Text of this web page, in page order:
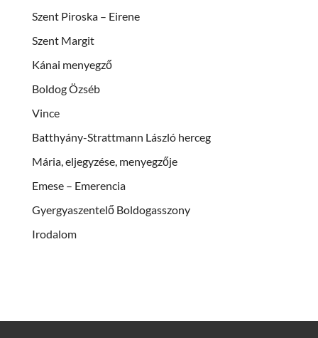
Szent Piroska – Eirene
Szent Margit
Kánai menyegző
Boldog Özséb
Vince
Batthyány-Strattmann László herceg
Mária, eljegyzése, menyegzője
Emese – Emerencia
Gyergyaszentelő Boldogasszony
Irodalom